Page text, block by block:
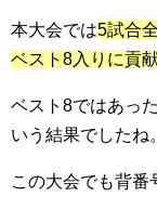
本大会では5試合
ベスト8入りに貢献
ベスト8ではあっ
いう結果でしたね。
この大会でも背番